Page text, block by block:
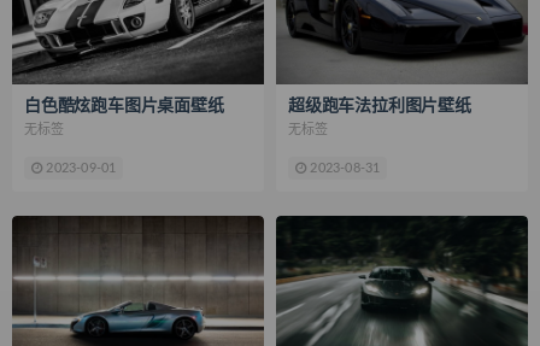
白色酷炫跑车图片桌面壁纸
无标签
2023-09-01
超级跑车法拉利图片壁纸
无标签
2023-08-31